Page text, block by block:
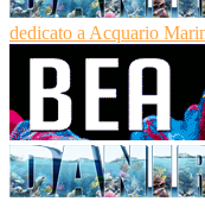
dedicato a Acquario